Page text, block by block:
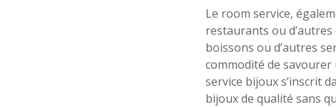
Le room service,
restaurants ou d’autres
boissons ou d’autres
commodité de
service bijoux s’inscrit
bijoux de qualité sans